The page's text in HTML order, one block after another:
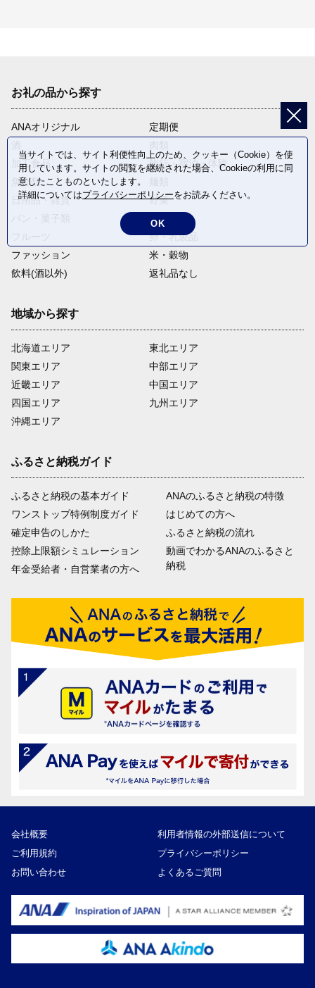
お礼の品から探す
ANAオリジナル
定期便
加工食品
旅行・宿泊・体験
魚介類
日用品・雑貨
野菜
電化製品
卵・乳製品
ファッション
米・穀物
飲料(酒以外)
返礼品なし
地域から探す
北海道エリア
関東エリア
近畿エリア
四国エリア
沖縄エリア
東北エリア
中部エリア
中国エリア
九州エリア
ふるさと納税ガイド
ふるさと納税の基本ガイド
ワンストップ特例制度ガイド
確定申告のしかた
控除上限額シミュレーション
年金受給者・自営業者の方へ
ANAのふるさと納税の特徴
はじめての方へ
ふるさと納税の流れ
動画でわかるANAのふるさと
納税
会社概要
利用者情報の外部送信について
ご利用規約
プライバシーポリシー
お問い合わせ
よくあるご質問
当サイトでは、サイト利便性向上のため、クッキー（Cookie）を使
用しています。サイトの閲覧を継続された場合、Cookieの利用に同
意したことものといたします。
詳細についてはプライバシーポリシーをお読みください。
OK